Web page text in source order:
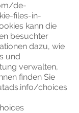
de-
files-in-
kann die
besuchter
dazu, wie
und
verwalten,
finden Sie
choices